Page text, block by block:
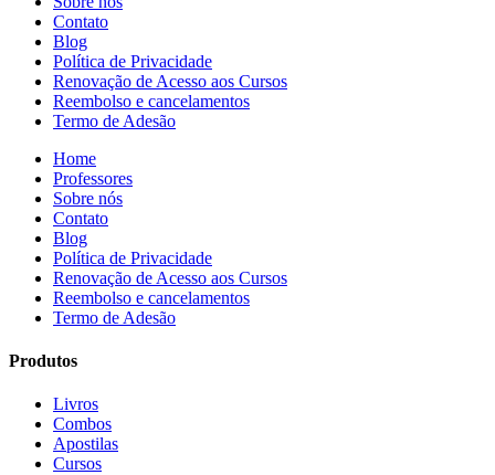
Contato
Blog
Política de Privacidade
Renovação de Acesso aos Cursos
Reembolso e cancelamentos
Termo de Adesão
Home
Professores
Sobre nós
Contato
Blog
Política de Privacidade
Renovação de Acesso aos Cursos
Reembolso e cancelamentos
Termo de Adesão
Produtos
Livros
Combos
Apostilas
Cursos